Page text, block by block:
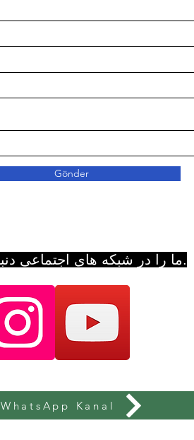
Gönder
ما را در شبکه های اجتماعی دنبال کنید.
WhatsApp Kanal